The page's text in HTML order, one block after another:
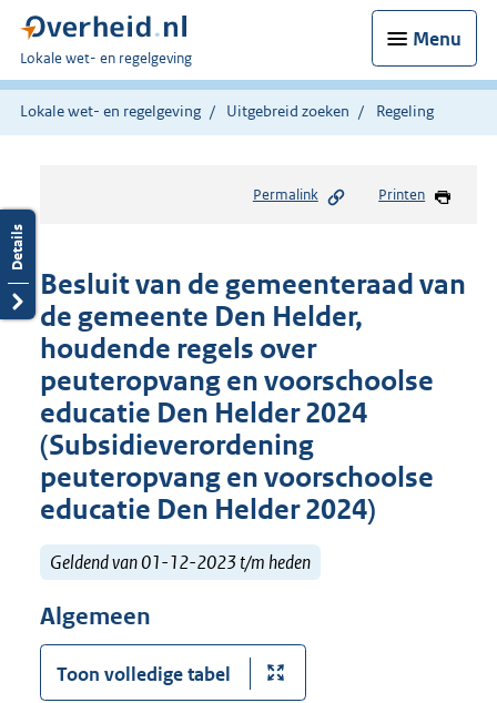
Menu
U
bent
hier:
Lokale wet- en regelgeving
Lokale wet- en regelgeving Uitgebreid zoeken Regeling
Permalink Printen
Besluit van de gemeenteraad van
de gemeente Den Helder,
houdende regels over
peuteropvang en voorschoolse
educatie Den Helder 2024
(Subsidieverordening
peuteropvang en voorschoolse
educatie Den Helder 2024)
Geldend van 01-12-2023 t/m heden
Algemeen
Toon volledige tabel